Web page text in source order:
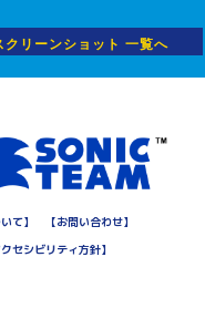
クリーンショット 一覧へ
て】 【お問い合わせ】
セシビリティ方針】